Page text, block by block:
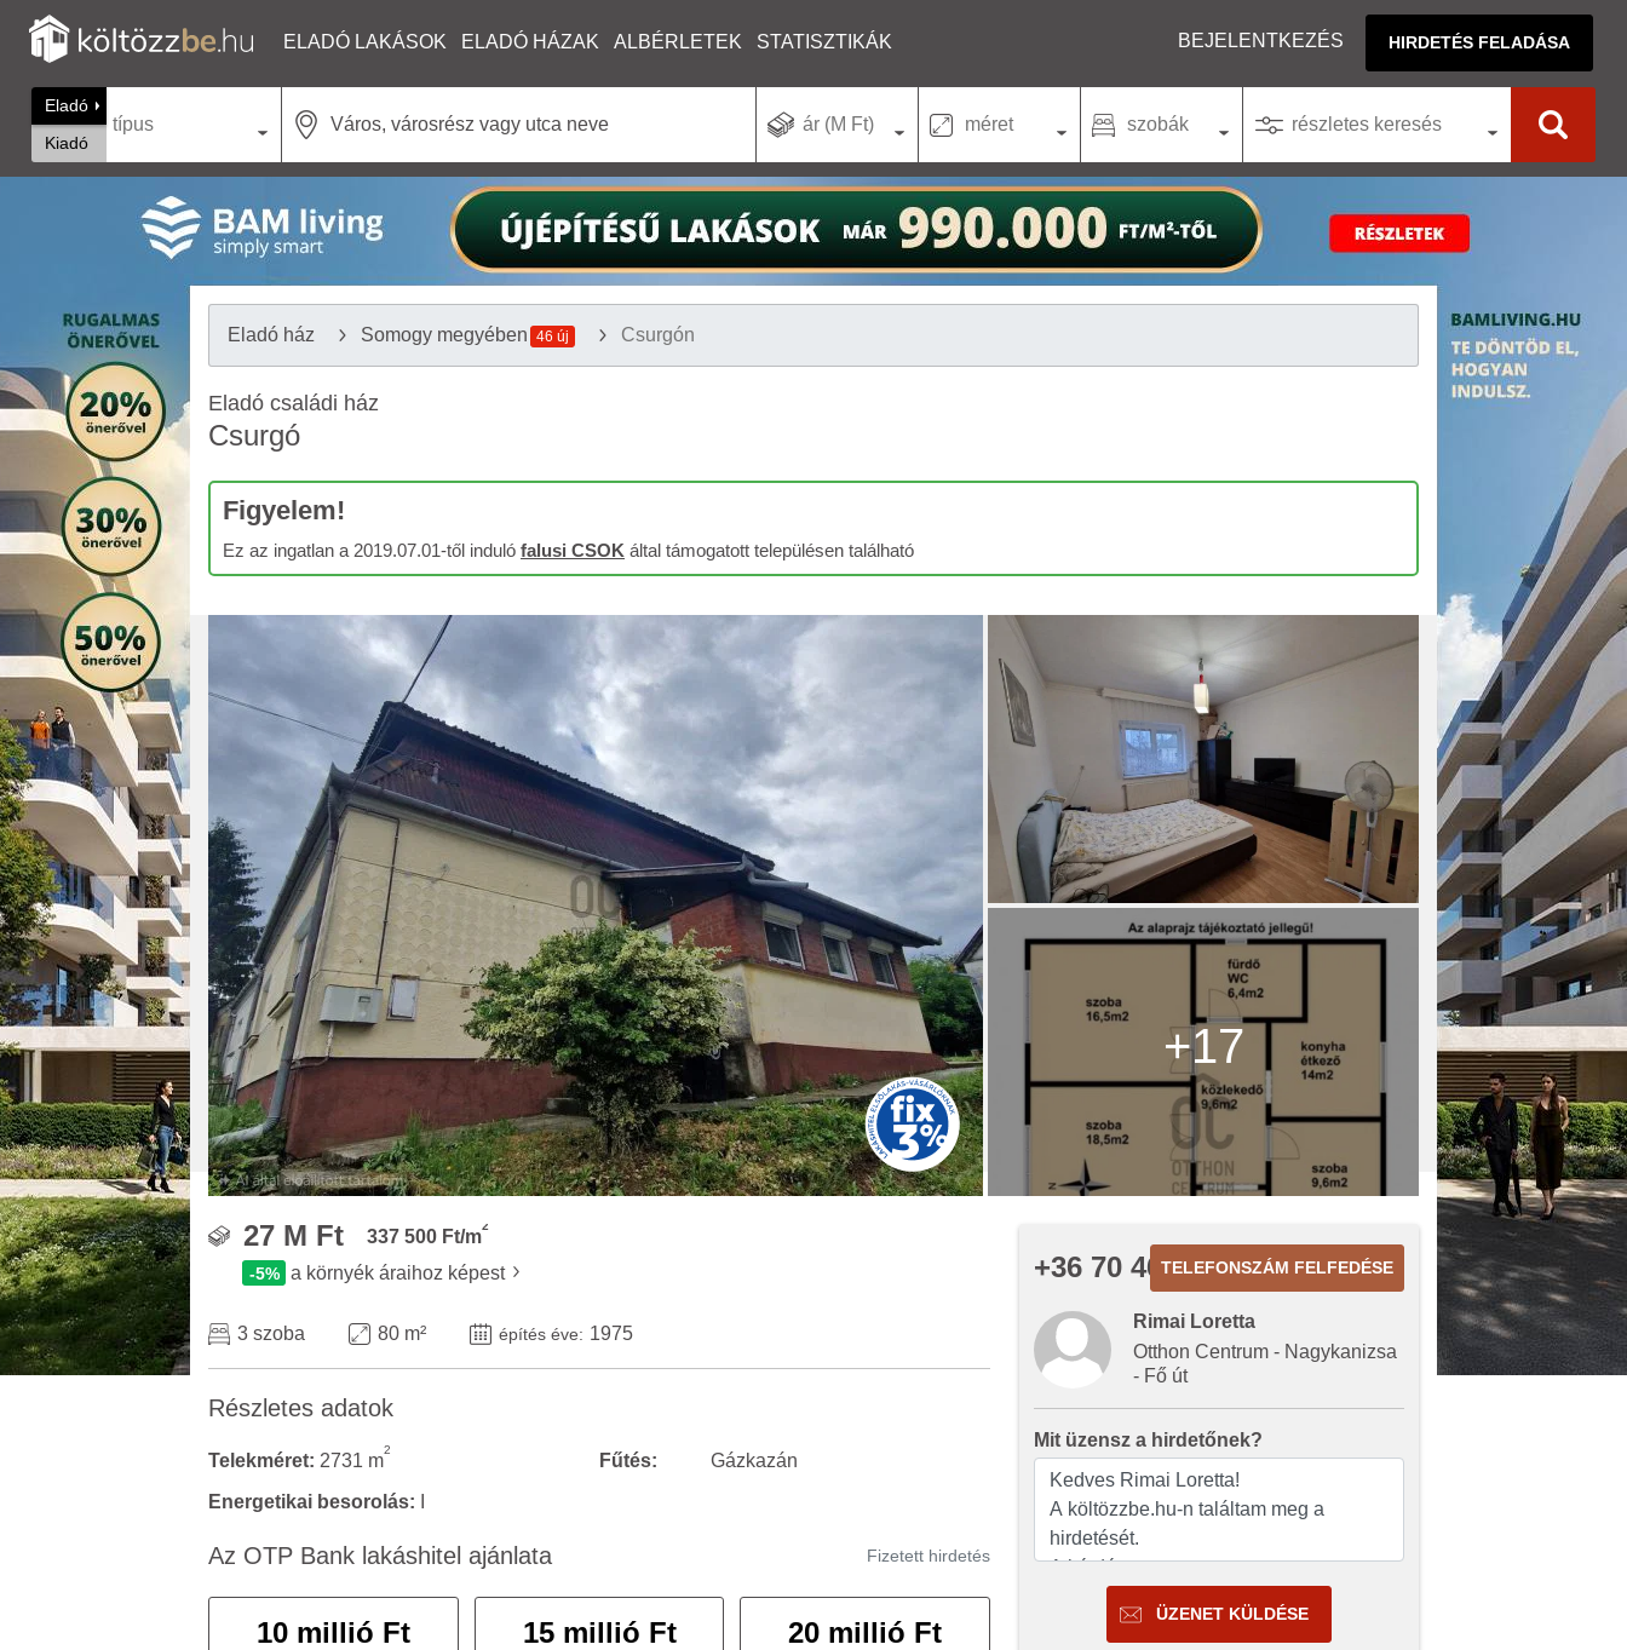
ELADÓ LAKÁSOK ELADÓ HÁZAK ALBÉRLETEK STATISZTIKÁK BEJELENTKEZÉS HIRDETÉS FELADÁSA
Eladó
Kiadó
típus ár (M Ft) méret szobák részletes keresés
Eladó ház Somogy megyében 46 új Csurgón
Eladó családi ház
Csurgó
Figyelem!
Ez az ingatlan a 2019.07.01-től induló falusi CSOK által támogatott településen található
27 M Ft 337 500 Ft/m
2
-5% a környék áraihoz képest
3 szoba 80 m² építés éve: 1975
Részletes adatok
Telekméret: 2731 m
2
Fűtés:
Gázkazán
Energetikai besorolás:
Az OTP Bank lakáshitel ajánlata Fizetett hirdetés
10 millió Ft 15 millió Ft 20 millió Ft
+36 70 467TELEFONSZÁM FELFEDÉSE
Rimai Loretta
Otthon Centrum - Nagykanizsa
- Fő út
Mit üzensz a hirdetőnek?
ÜZENET KÜLDÉSE